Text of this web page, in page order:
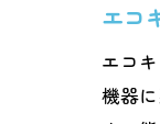
エコ
エコ
機器